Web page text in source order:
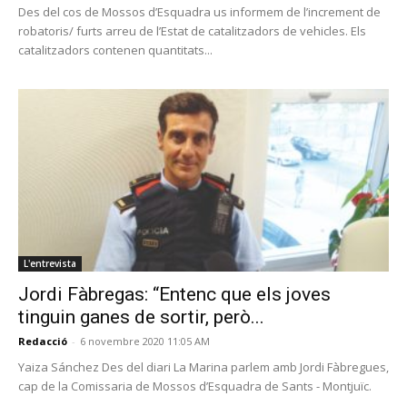
Des del cos de Mossos d’Esquadra us informem de l’increment de
robatoris/ furts arreu de l’Estat de catalitzadors de vehicles. Els
catalitzadors contenen quantitats...
L'entrevista
Jordi Fàbregas: “Entenc que els joves
tinguin ganes de sortir, però...
Redacció - 6 novembre 2020 11:05 AM
Yaiza Sánchez Des del diari La Marina parlem amb Jordi Fàbregues,
cap de la Comissaria de Mossos d’Esquadra de Sants - Montjuïc.